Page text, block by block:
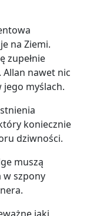
na Ziemi.
zupełnie
nawet nic
myślach.
koniecznie
dziwności.
muszą
w szpony